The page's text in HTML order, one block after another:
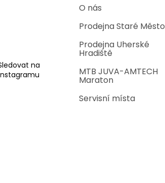
na
O nás
Prodejna Staré Město
Prodejna Uherské
Hradiště
MTB JUVA-AMTECH
Maraton
Servisní místa